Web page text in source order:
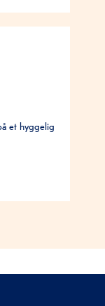
et hyggelig